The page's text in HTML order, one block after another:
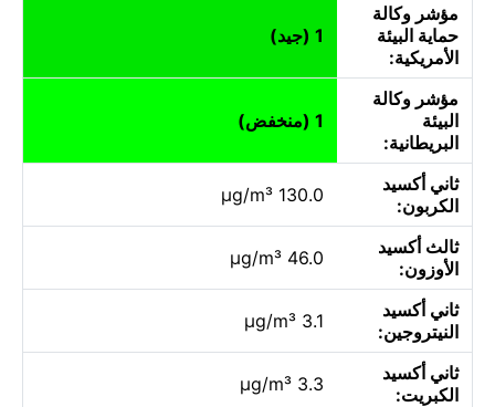
مؤشر وكالة
حماية البيئة
الأمريكية:
1 (جيد)
مؤشر وكالة
البيئة
البريطانية:
1 (منخفض)
ثاني أكسيد
الكربون:
130.0 µg/m³
ثالث أكسيد
الأوزون:
46.0 µg/m³
ثاني أكسيد
النيتروجين:
3.1 µg/m³
ثاني أكسيد
الكبريت:
3.3 µg/m³